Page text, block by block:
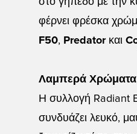
φέρνει φρέσκα
F50, Predatorκαι
Λαμπερά
Η συλλογή Radiant
συνδυάζει λευκό,